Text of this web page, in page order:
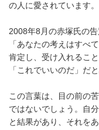
の人に愛されています。
2008年8月の赤塚氏の
「あなたの考えはすべ
肯定し、受け入れるこ
「これでいいのだ」だ
この言葉は、目の前の
ではないでしょう。自
と結果があり、それを